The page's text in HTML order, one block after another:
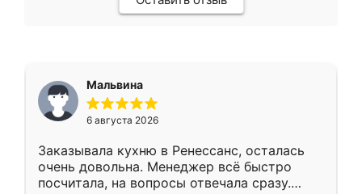
Мальвина
6 августа 2026
Заказывала кухню в Ренессанс, осталась
очень довольна. Менеджер всё быстро
посчитала, на вопросы отвечала сразу.